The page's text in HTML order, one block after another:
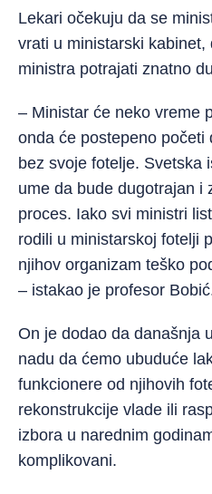
Lekari očekuju da se
vrati u ministarski kabinet,
ministra potrajati znatno
– Ministar će neko vreme
onda će postepeno početi
bez svoje fotelje. Svetska
ume da bude dugotrajan i
proces. Iako svi ministri
rodili u ministarskoj fotelji
njihov organizam teško
– istakao je profesor
On je dodao da današnja
nadu da ćemo ubuduće
funkcionere od njihovih
rekonstrukcije vlade ili
izbora u narednim
komplikovani.